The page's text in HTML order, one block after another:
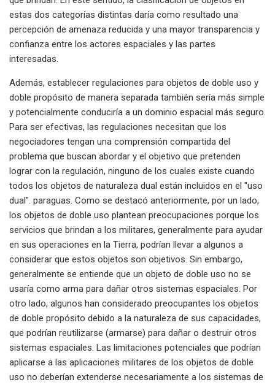
estas dos categorías distintas daría como resultado una
percepción de amenaza reducida y una mayor transparencia y
confianza entre los actores espaciales y las partes
interesadas.
Además, establecer regulaciones para objetos de doble uso y
doble propósito de manera separada también sería más simple
y potencialmente conduciría a un dominio espacial más seguro.
Para ser efectivas, las regulaciones necesitan que los
negociadores tengan una comprensión compartida del
problema que buscan abordar y el objetivo que pretenden
lograr con la regulación, ninguno de los cuales existe cuando
todos los objetos de naturaleza dual están incluidos en el "uso
dual". paraguas. Como se destacó anteriormente, por un lado,
los objetos de doble uso plantean preocupaciones porque los
servicios que brindan a los militares, generalmente para ayudar
en sus operaciones en la Tierra, podrían llevar a algunos a
considerar que estos objetos son objetivos. Sin embargo,
generalmente se entiende que un objeto de doble uso no se
usaría como arma para dañar otros sistemas espaciales. Por
otro lado, algunos han considerado preocupantes los objetos
de doble propósito debido a la naturaleza de sus capacidades,
que podrían reutilizarse (armarse) para dañar o destruir otros
sistemas espaciales. Las limitaciones potenciales que podrían
aplicarse a las aplicaciones militares de los objetos de doble
uso no deberían extenderse necesariamente a los sistemas de